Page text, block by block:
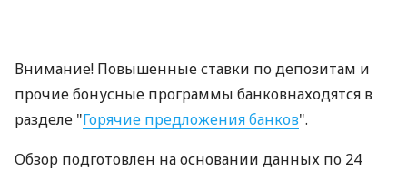
Внимание! Повышенные ставки по депозитам и
прочие бонусные программы банковнаходятся в
разделе "Горячие предложения банков".
Обзор подготовлен на основании данных по 24